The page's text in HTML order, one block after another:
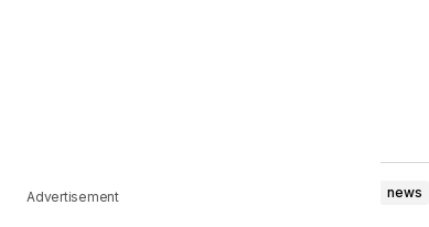
Advertisement news